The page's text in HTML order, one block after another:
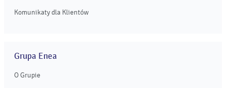
Komunikaty dla Klientów
Grupa Enea
O Grupie